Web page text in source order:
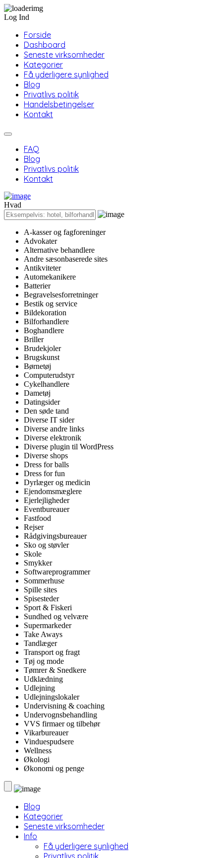
Log Ind
Forside
Dashboard
Seneste virksomheder
Kategorier
Få yderligere synlighed
Blog
Privatlivs politik
Handelsbetingelser
Kontakt
FAQ
Blog
Privatlivs politik
Kontakt
Hvad
A-kasser og fagforeninger
Advokater
Alternative behandlere
Andre sæsonbaserede sites
Antikviteter
Automekanikere
Batterier
Begravelsesforretninger
Bestik og service
Bildekoration
Bilforhandlere
Boghandlere
Briller
Brudekjoler
Brugskunst
Børnetøj
Computerudstyr
Cykelhandlere
Dametøj
Datingsider
Den søde tand
Diverse IT sider
Diverse andre links
Diverse elektronik
Diverse plugin til WordPress
Diverse shops
Dress for balls
Dress for fun
Dyrlæger og medicin
Ejendomsmæglere
Ejerlejligheder
Eventbureauer
Fastfood
Rejser
Rådgivingsbureauer
Sko og støvler
Skole
Smykker
Softwareprogrammer
Sommerhuse
Spille sites
Spisesteder
Sport & Fiskeri
Sundhed og velvære
Supermarkeder
Take Aways
Tandlæger
Transport og fragt
Tøj og mode
Tømrer & Snedkere
Udklædning
Udlejning
Udlejningslokaler
Undervisning & coaching
Undervognsbehandling
VVS firmaer og tilbehør
Vikarbureauer
Vinduespudsere
Wellness
Økologi
Økonomi og penge
Blog
Kategorier
Seneste virksomheder
Info
Få yderligere synlighed
Privatlivs politik